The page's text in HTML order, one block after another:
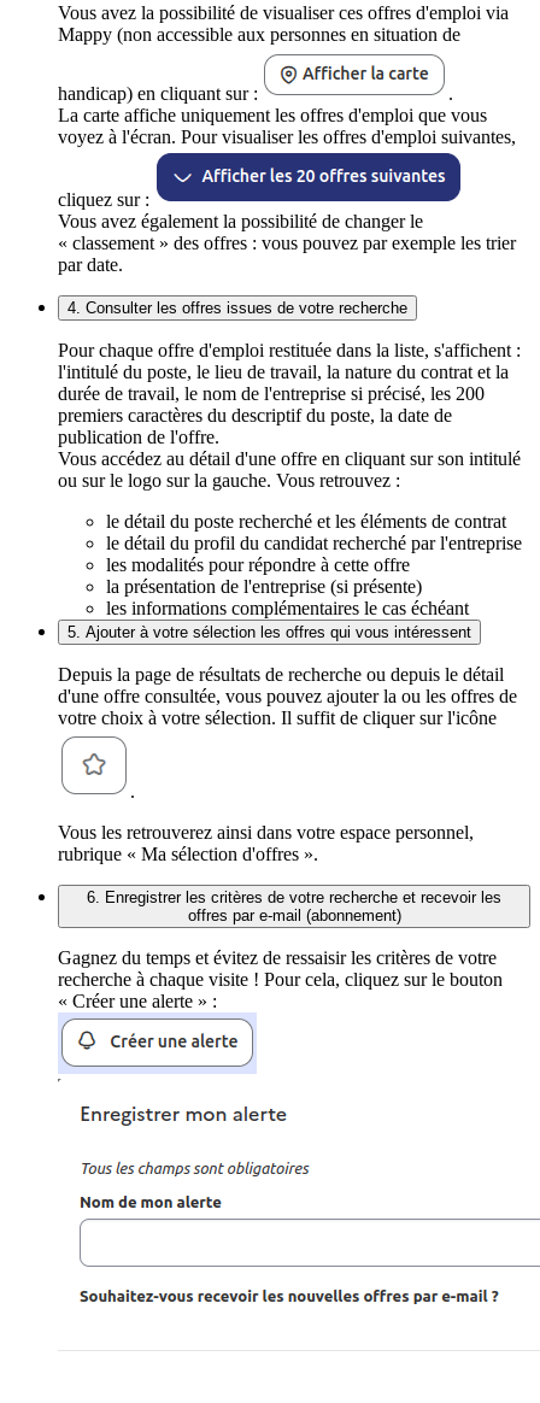
Vous avez la possibilité de visualiser ces offres d'emploi via
Mappy (non accessible aux personnes en situation de
handicap) en cliquant sur :
.
La carte affiche uniquement les offres d'emploi que vous
voyez à l'écran. Pour visualiser les offres d'emploi suivantes,
cliquez sur :
Vous avez également la possibilité de changer le
« classement » des offres : vous pouvez par exemple les trier
par date.
4. Consulter les offres issues de votre recherche
Pour chaque offre d'emploi restituée dans la liste, s'affichent :
l'intitulé du poste, le lieu de travail, la nature du contrat et la
durée de travail, le nom de l'entreprise si précisé, les 200
premiers caractères du descriptif du poste, la date de
publication de l'offre.
Vous accédez au détail d'une offre en cliquant sur son intitulé
ou sur le logo sur la gauche. Vous retrouvez :
le détail du poste recherché et les éléments de contrat
le détail du profil du candidat recherché par l'entreprise
les modalités pour répondre à cette offre
la présentation de l'entreprise (si présente)
les informations complémentaires le cas échéant
5. Ajouter à votre sélection les offres qui vous intéressent
Depuis la page de résultats de recherche ou depuis le détail
d'une offre consultée, vous pouvez ajouter la ou les offres de
votre choix à votre sélection. Il suffit de cliquer sur l'icône
.
Vous les retrouverez ainsi dans votre espace personnel,
rubrique « Ma sélection d'offres ».
6. Enregistrer les critères de votre recherche et recevoir les
offres par e-mail (abonnement)
Gagnez du temps et évitez de ressaisir les critères de votre
recherche à chaque visite ! Pour cela, cliquez sur le bouton
« Créer une alerte » :